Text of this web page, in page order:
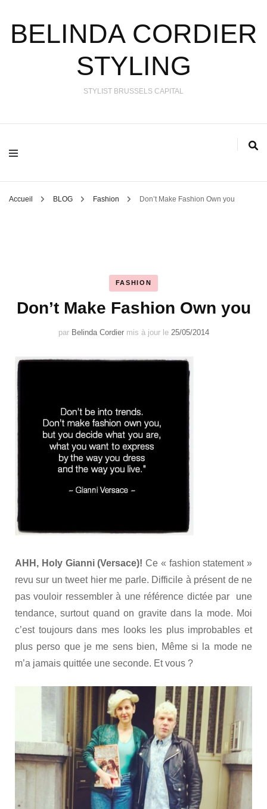
BELINDA CORDIER
STYLING
STYLIST BRUSSELS CAPITAL
Accueil BLOG Fashion Don’t Make Fashion Own you
FASHION
Don’t Make Fashion Own you
par Belinda Cordier mis à jour le 25/05/2014
AHH, Holy Gianni (Versace)! Ce « fashion statement »
revu sur un tweet hier me parle. Difficile à présent de ne
pas vouloir ressembler à une référence dictée par une
tendance, surtout quand on gravite dans la mode. Moi
c’est toujours dans mes looks les plus improbables et
plus perso que je me sens bien, Même si la mode ne
m’a jamais quittée une seconde. Et vous ?